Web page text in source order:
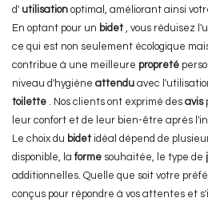
d' utilisation optimal, améliorant ainsi
En optant pour un bidet , vous réduisez
ce qui est non seulement écologique
contribue à une meilleure propreté
niveau d'hygiène attendu avec
toilette . Nos clients ont exprimé des avis
leur confort et de leur bien-être après
Le choix du bidet idéal dépend de
disponible, la forme souhaitée, le type de
additionnelles. Quelle que soit votre
conçus pour répondre à vos attentes et